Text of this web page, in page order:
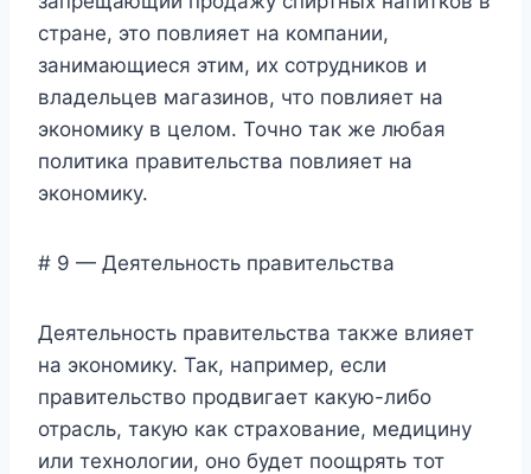
стране, это повлияет на компании,
занимающиеся этим, их сотрудников и
владельцев магазинов, что повлияет на
экономику в целом. Точно так же любая
политика правительства повлияет на
экономику.
# 9 — Деятельность правительства
Деятельность правительства также влияет
на экономику. Так, например, если
правительство продвигает какую-либо
отрасль, такую ​​как страхование, медицину
или технологии, оно будет поощрять тот